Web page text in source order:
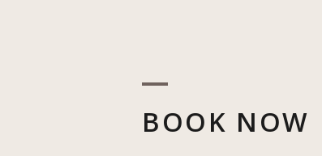
BOOK NOW